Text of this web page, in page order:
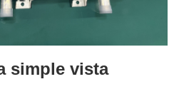
simple vista